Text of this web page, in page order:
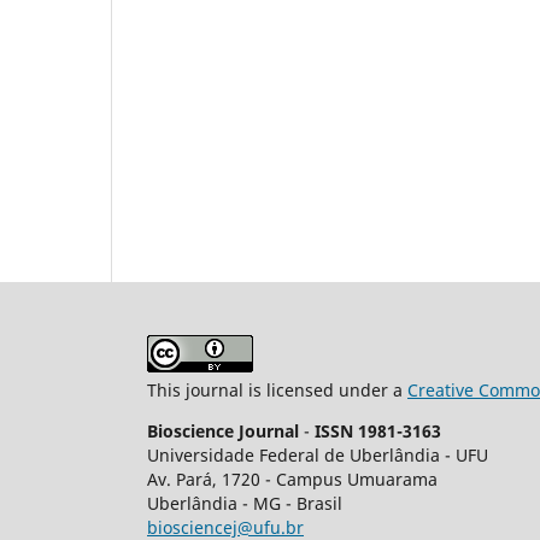
This journal is licensed under a Creative
Bioscience Journal - ISSN 1981-3163
Universidade Federal de Uberlândia - UFU
Av. Pará, 1720 - Campus Umuarama
Uberlândia - MG - Brasil
biosciencej@ufu.br